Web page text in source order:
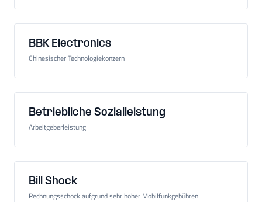
BBK Electronics
Chinesischer Technologiekonzern
Betriebliche Sozialleistung
Arbeitgeberleistung
Bill Shock
Rechnungsschock aufgrund sehr hoher Mobilfunkgebühren